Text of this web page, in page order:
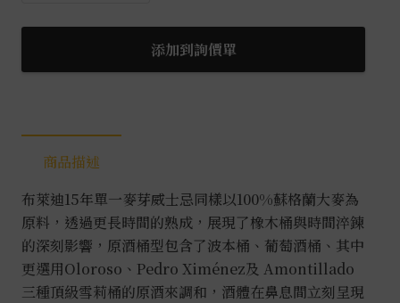
迪
年
量
添加到詢價單
商品描述
布萊迪15年單一麥芽威士忌同樣以100%蘇格蘭大麥為
原料，透過更長時間的熟成，展現了橡木桶與時間淬鍊
的深刻影響，原酒桶型包含了波本桶、葡萄酒桶、其中
更選用Oloroso、Pedro Ximénez及 Amontillado
三種頂級雪莉桶的原酒來調和，酒體在鼻息間立刻呈現